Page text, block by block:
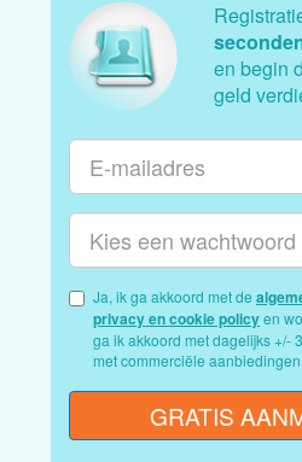
en begin
geld
Ja, ik ga akkoord met de
privacy en cookie policy
ga ik akkoord met dagelijks +/- 3 mails
met commerciële
GRATIS